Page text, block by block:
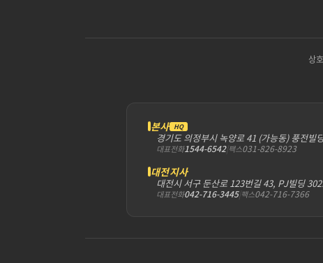
상
본사 HQ
경기도 의정부시 녹양로 41 (가능동) 풍전빌
대표전화1544-6542|팩스031-826-8923
대전지사
대전시 서구 둔산로 123번길 43, PJ빌딩
대표전화042-716-3445|팩스042-716-7366